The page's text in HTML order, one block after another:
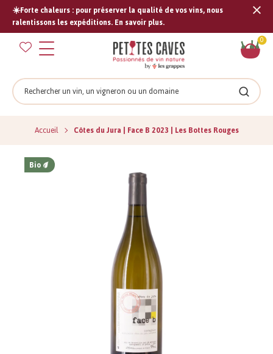
☀️Forte chaleurs : pour préserver la qualité de vos vins, nous
ralentissons les expéditions. En savoir plus.
0
Rechercher
Accueil Côtes du Jura | Face B 2023 | Les Bottes Rouges
Bio